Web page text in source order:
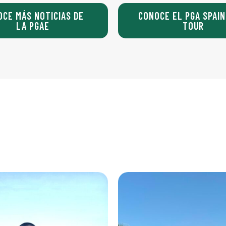
MÁS NOTICIAS DE
LA PGAE
CONOCE EL PGA
TOUR